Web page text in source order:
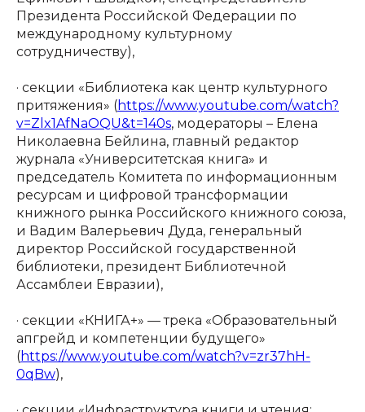
Президента Российской Федерации по
международному культурному
сотрудничеству),
· секции «Библиотека как центр культурного
притяжения» (https://www.youtube.com/watch?
v=Zlx1AfNaOQU&t=140s, модераторы – Елена
Николаевна Бейлина, главный редактор
журнала «Университетская книга» и
председатель Комитета по информационным
ресурсам и цифровой трансформации
книжного рынка Российского книжного союза,
и Вадим Валерьевич Дуда, генеральный
директор Российской государственной
библиотеки, президент Библиотечной
Ассамблеи Евразии),
· секции «КНИГА+» — трека «Образовательный
апгрейд и компетенции будущего»
(https://www.youtube.com/watch?v=zr37hH-
0qBw),